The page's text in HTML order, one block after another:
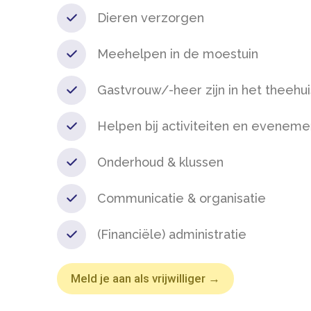
Dieren verzorgen
Meehelpen in de moestuin
Gastvrouw/-heer zijn in het
Helpen bij activiteiten en
Onderhoud & klussen
Communicatie & organisatie
(Financiële) administratie
Meld je aan als vrijwilliger →